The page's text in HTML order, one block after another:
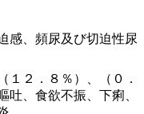
２．８％）、（０．
吐、食欲不振、下痢、
感、頻尿及び切迫性尿